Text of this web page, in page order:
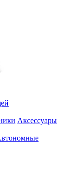
Аксессуары